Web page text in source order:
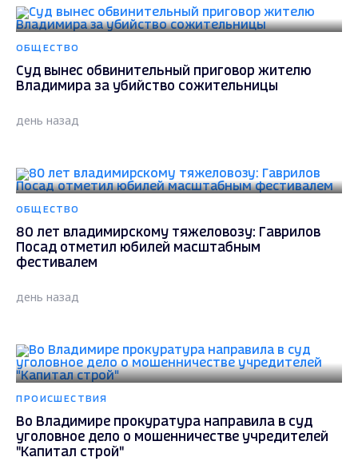
ОБЩЕСТВО
Суд вынес обвинительный приговор жителю
Владимира за убийство сожительницы
день назад
ОБЩЕСТВО
80 лет владимирскому тяжеловозу: Гаврилов
Посад отметил юбилей масштабным
фестивалем
день назад
ПРОИСШЕСТВИЯ
Во Владимире прокуратура направила в суд
уголовное дело о мошенничестве учредителей
"Капитал строй"